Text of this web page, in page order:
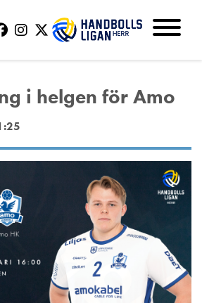
i helgen för Amo